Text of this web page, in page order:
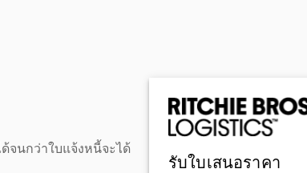
จนกว่าใบแจ้งหนี้จะได้
รับใบเสนอราคา